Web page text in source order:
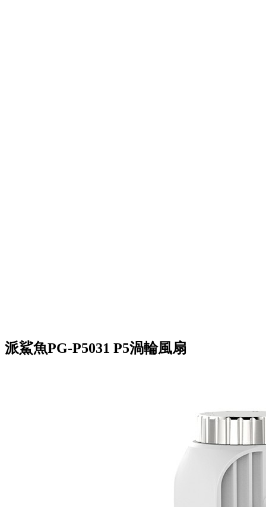
派鯊魚PG-P5031 P5渦輪風扇